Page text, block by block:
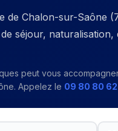
de Chalon-sur-Saône
séjour,
peut vous
. Appelez le 09 80 80 62